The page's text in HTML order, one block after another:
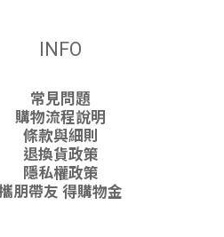
INFO
常見問題
購物流程說明
條款與細則
退換貨政策
隱私權政策
朋帶友 得購物金